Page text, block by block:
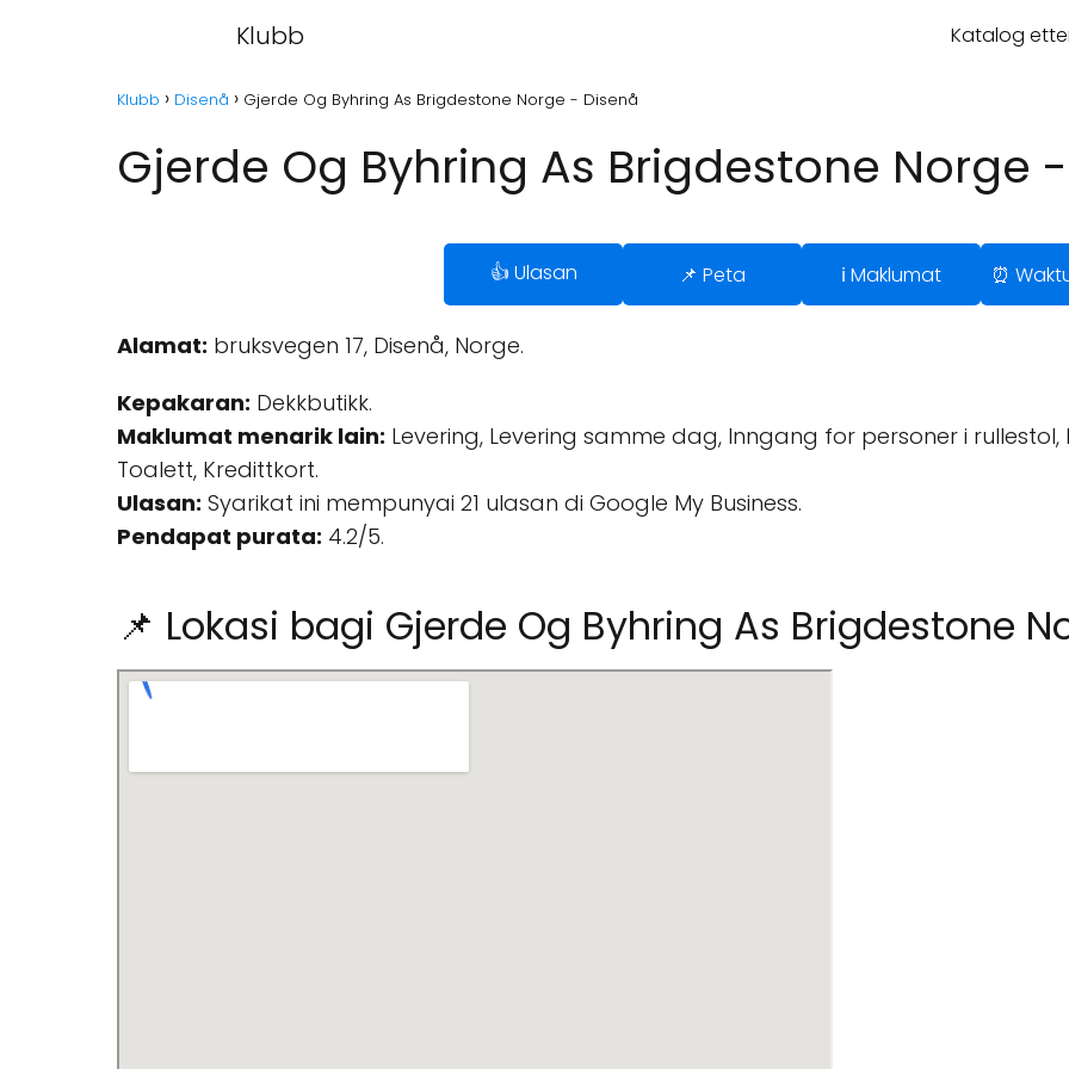
Klubb Katalog
Klubb Disenå Gjerde Og Byhring As Brigdestone Norge - Disenå
Gjerde Og Byhring As Brigdestone Norge
👍 Ulasan 📌 Peta ℹ️ Maklumat ⏰
Alamat: bruksvegen 17, Disenå, Norge.
Kepakaran: Dekkbutikk.
Maklumat menarik lain: Levering, Levering samme dag, Inngang for personer i
Toalett, Kredittkort.
Ulasan: Syarikat ini mempunyai 21 ulasan di Google My Business.
Pendapat purata: 4.2/5.
📌 Lokasi bagi Gjerde Og Byhring As Brigdestone